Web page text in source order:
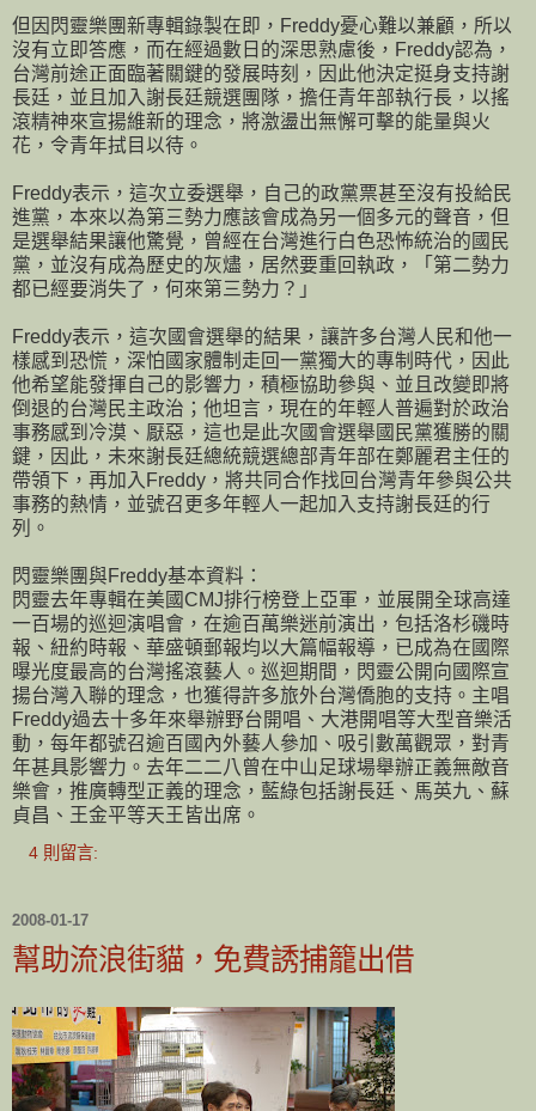
但因閃靈樂團新專輯錄製在即，Freddy憂心難以兼顧，所以
沒有立即答應，而在經過數日的深思熟慮後，Freddy認為，
台灣前途正面臨著關鍵的發展時刻，因此他決定挺身支持謝
長廷，並且加入謝長廷競選團隊，擔任青年部執行長，以搖
滾精神來宣揚維新的理念，將激盪出無懈可擊的能量與火
花，令青年拭目以待。
Freddy表示，這次立委選舉，自己的政黨票甚至沒有投給民
進黨，本來以為第三勢力應該會成為另一個多元的聲音，但
是選舉結果讓他驚覺，曾經在台灣進行白色恐怖統治的國民
黨，並沒有成為歷史的灰燼，居然要重回執政，「第二勢力
都已經要消失了，何來第三勢力？」
Freddy表示，這次國會選舉的結果，讓許多台灣人民和他一
樣感到恐慌，深怕國家體制走回一黨獨大的專制時代，因此
他希望能發揮自己的影響力，積極協助參與、並且改變即將
倒退的台灣民主政治；他坦言，現在的年輕人普遍對於政治
事務感到冷漠、厭惡，這也是此次國會選舉國民黨獲勝的關
鍵，因此，未來謝長廷總統競選總部青年部在鄭麗君主任的
帶領下，再加入Freddy，將共同合作找回台灣青年參與公共
事務的熱情，並號召更多年輕人一起加入支持謝長廷的行
列。
閃靈樂團與Freddy基本資料：
閃靈去年專輯在美國CMJ排行榜登上亞軍，並展開全球高達
一百場的巡迴演唱會，在逾百萬樂迷前演出，包括洛杉磯時
報、紐約時報、華盛頓郵報均以大篇幅報導，已成為在國際
曝光度最高的台灣搖滾藝人。巡迴期間，閃靈公開向國際宣
揚台灣入聯的理念，也獲得許多旅外台灣僑胞的支持。主唱
Freddy過去十多年來舉辦野台開唱、大港開唱等大型音樂活
動，每年都號召逾百國內外藝人參加、吸引數萬觀眾，對青
年甚具影響力。去年二二八曾在中山足球場舉辦正義無敵音
樂會，推廣轉型正義的理念，藍綠包括謝長廷、馬英九、蘇
貞昌、王金平等天王皆出席。
4 則留言:
2008-01-17
幫助流浪街貓，免費誘捕籠出借